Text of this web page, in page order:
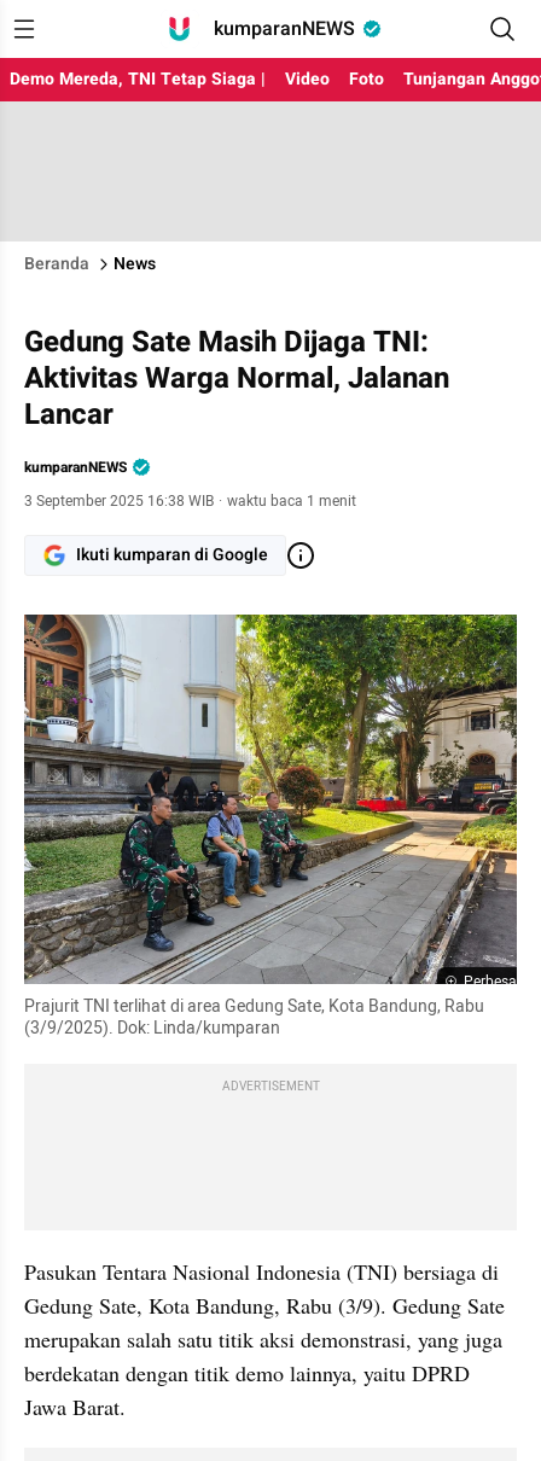
kumparanNEWS
Demo Mereda, TNI Tetap Siaga | Video Foto Tunjangan
Beranda News
Gedung Sate Masih Dijaga TNI:
Aktivitas Warga Normal, Jalanan
Lancar
kumparanNEWS
3 September 2025 16:38 WIB · waktu baca 1 menit
Ikuti kumparan di Google
Perbesar
Prajurit TNI terlihat di area Gedung Sate, Kota Bandung, Rabu
(3/9/2025). Dok: Linda/kumparan
ADVERTISEMENT
Pasukan Tentara Nasional Indonesia (TNI) bersiaga di
Gedung Sate, Kota Bandung, Rabu (3/9). Gedung Sate
merupakan salah satu titik aksi demonstrasi, yang juga
berdekatan dengan titik demo lainnya, yaitu DPRD
Jawa Barat.